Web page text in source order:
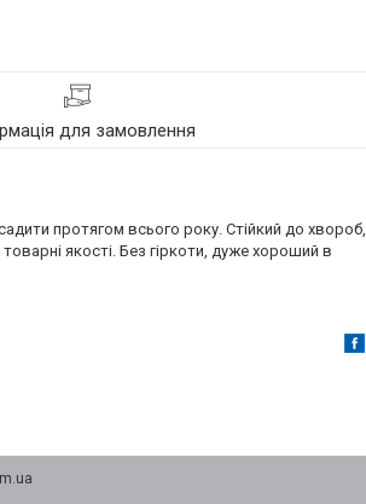
для замовлення
протягом всього року. Стійкий до хвороб,
якості. Без гіркоти, дуже хороший в